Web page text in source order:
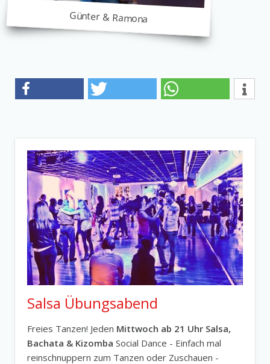
Günter & Ramona
Salsa Übungsabend
Freies Tanzen! Jeden Mittwoch ab 21 Uhr Salsa,
Bachata & Kizomba Social Dance - Einfach mal
reinschnuppern zum Tanzen oder Zuschauen -